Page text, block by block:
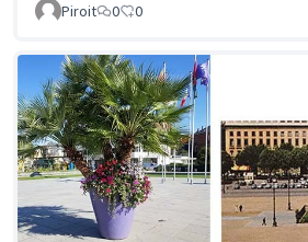
Piroit
0 0